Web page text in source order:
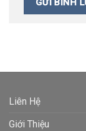
Liên Hệ
Giới Thiệu